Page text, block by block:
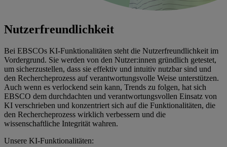
Nutzerfreundlichkeit
Bei EBSCOs KI-Funktionalitäten steht die Nutzerfreundlichkeit im
Vordergrund. Sie werden von den Nutzer:innen gründlich getestet,
um sicherzustellen, dass sie effektiv und intuitiv nutzbar sind und
den Rechercheprozess auf verantwortungsvolle Weise unterstützen.
Auch wenn es verlockend sein kann, Trends zu folgen, hat sich
EBSCO dem durchdachten und verantwortungsvollen Einsatz von
KI verschrieben und konzentriert sich auf die Funktionalitäten, die
den Rechercheprozess wirklich verbessern und die
wissenschaftliche Integrität wahren.
Unsere KI-Funktionalitäten: